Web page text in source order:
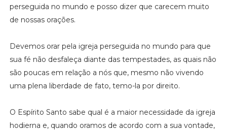
perseguida no mundo e posso dizer que carecem muito
de nossas orações.
Devemos orar pela igreja perseguida no mundo para que
sua fé não desfaleça diante das tempestades, as quais não
são poucas em relação a nós que, mesmo não vivendo
uma plena liberdade de fato, temo-la por direito.
O Espírito Santo sabe qual é a maior necessidade da igreja
hodierna e, quando oramos de acordo com a sua vontade,